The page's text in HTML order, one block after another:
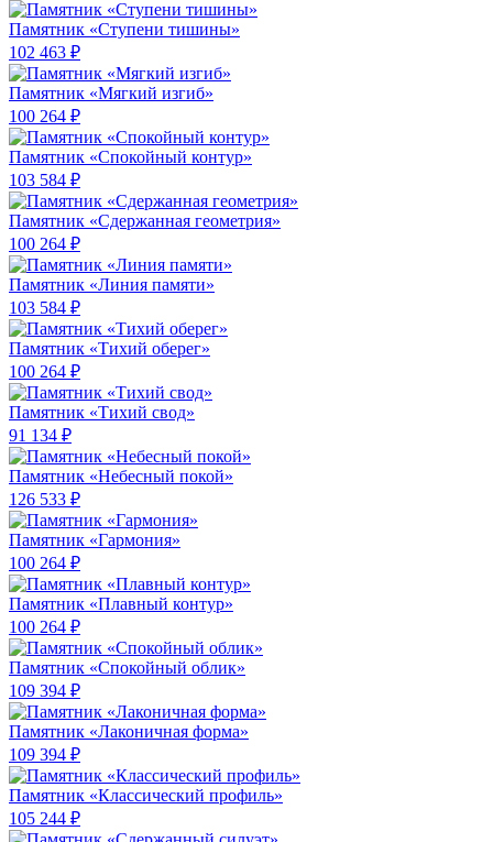
Памятник «Ступени тишины»
102 463 ₽
Памятник «Мягкий изгиб»
100 264 ₽
Памятник «Спокойный контур»
103 584 ₽
Памятник «Сдержанная геометрия»
100 264 ₽
Памятник «Линия памяти»
103 584 ₽
Памятник «Тихий оберег»
100 264 ₽
Памятник «Тихий свод»
91 134 ₽
Памятник «Небесный покой»
126 533 ₽
Памятник «Гармония»
100 264 ₽
Памятник «Плавный контур»
100 264 ₽
Памятник «Спокойный облик»
109 394 ₽
Памятник «Лаконичная форма»
109 394 ₽
Памятник «Классический профиль»
105 244 ₽